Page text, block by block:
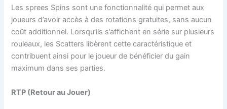
Les sprees Spins sont une fonctionnalité qui permet aux
joueurs d’avoir accès à des rotations gratuites, sans aucun
coût additionnel. Lorsqu’ils s’affichent en série sur plusieurs
rouleaux, les Scatters libèrent cette caractéristique et
contribuent ainsi pour le joueur de bénéficier du gain
maximum dans ses parties.
RTP (Retour au Jouer)